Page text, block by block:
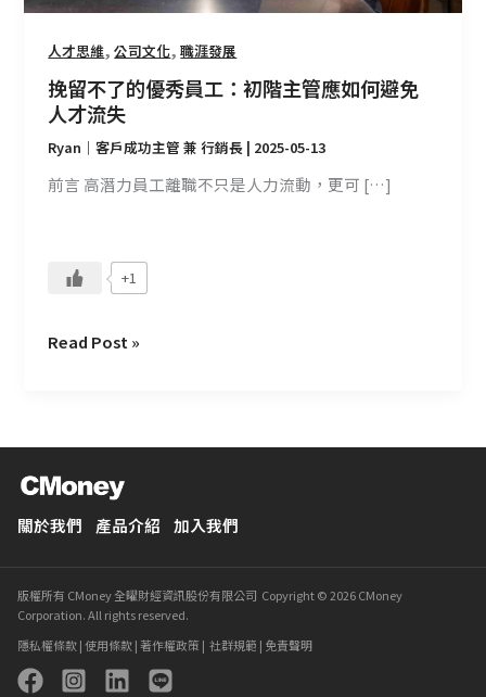
人才思維,公司文化,職涯發展
挽留不了的優秀員工：初階主管應如何避免
人才流失
Ryan｜客戶成功主管 兼 行銷長 | 2025-05-13
前言 高潛力員工離職不只是人力流動，更可 […]
+1
主
管
如
何
避
免
Read Post »
關於我們 產品介紹 加入我們
版權所有 CMoney 全曜財經資訊股份有限公司 Copyright © 2026 CMoney
Corporation. All rights reserved.
隱私權條款|使用條款| 著作權政策| 社群規範 | 免責聲明